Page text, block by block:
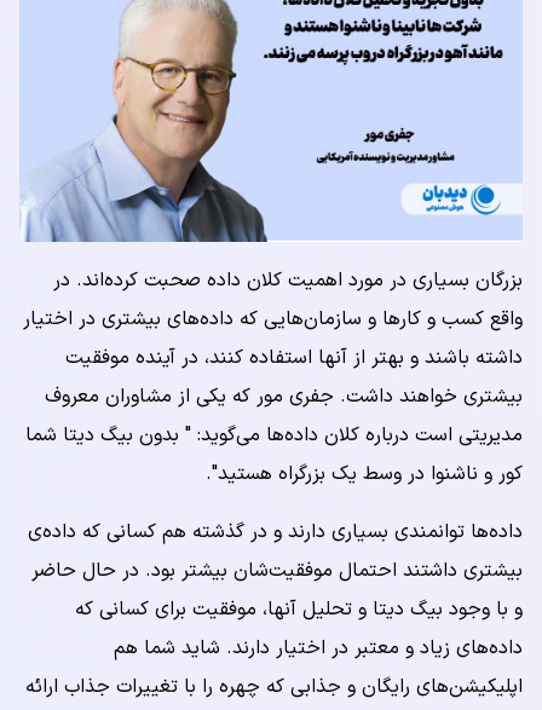
بزرگان بسیاری در مورد اهمیت کلان داده صحبت کرده‌اند. در
واقع کسب و کارها و سازمان‌هایی که داده‌های بیشتری در اختیار
داشته باشند و بهتر از آنها استفاده کنند، در آینده موفقیت
بیشتری خواهند داشت. جفری مور که یکی از مشاوران معروف
مدیریتی است درباره کلان داده‌ها می‌گوید: " بدون بیگ دیتا شما
کور و ناشنوا در وسط یک بزرگراه هستید".
داده‌ها توانمندی بسیاری دارند و در گذشته هم کسانی که داده‌ی
بیشتری داشتند احتمال موفقیت‌شان بیشتر بود. در حال حاضر
و با وجود بیگ دیتا و تحلیل آنها، موفقیت برای کسانی که
داده‌های زیاد و معتبر در اختیار دارند. شاید شما هم
اپلیکیشن‌های رایگان و جذابی که چهره را با تغییرات جذاب ارائه